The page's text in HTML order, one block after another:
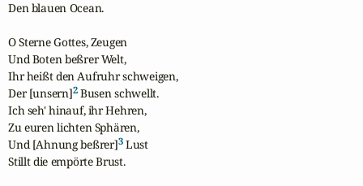
Den blauen Ocean.
O Sterne Gottes, Zeugen
Und Boten beßrer Welt,
Ihr heißt den Aufruhr schweigen,
Der [unsern]2 Busen schwellt.
Ich seh' hinauf, ihr Hehren,
Zu euren lichten Sphären,
Und [Ahnung beßrer]3 Lust
Stillt die empörte Brust.